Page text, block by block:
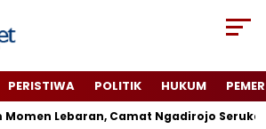
PERISTIWA POLITIK HUKUM
Momen Lebaran, Camat Ngadirojo